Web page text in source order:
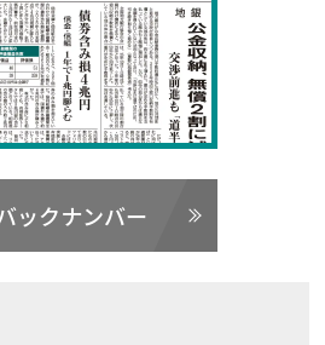
ックナンバー